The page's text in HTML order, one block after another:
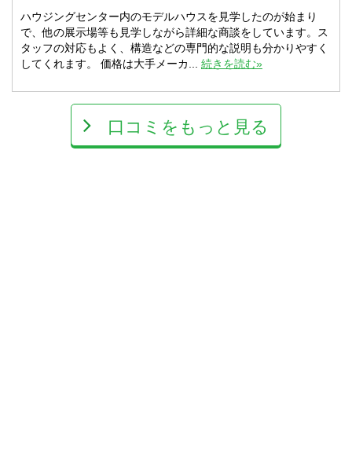
ハウジングセンター内のモデルハウスを見学したのが始まり
で、他の展示場等も見学しながら詳細な商談をしています。ス
タッフの対応もよく、構造などの専門的な説明も分かりやすく
してくれます。 価格は大手メーカ... 続きを読む»
口コミをもっと見る